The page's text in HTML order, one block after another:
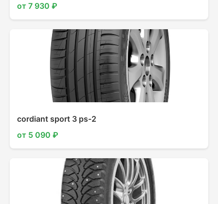
от 7 930 ₽
cordiant sport 3 ps-2
от 5 090 ₽